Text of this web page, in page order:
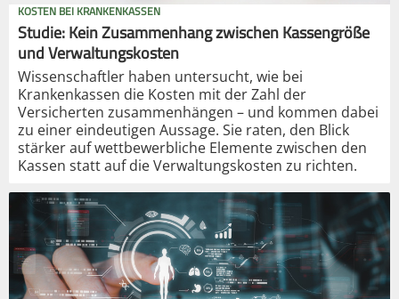
KOSTEN BEI KRANKENKASSEN
Studie: Kein Zusammenhang zwischen Kassengröße
und Verwaltungskosten
Wissenschaftler haben untersucht, wie bei
Krankenkassen die Kosten mit der Zahl der
Versicherten zusammenhängen – und kommen dabei
zu einer eindeutigen Aussage. Sie raten, den Blick
stärker auf wettbewerbliche Elemente zwischen den
Kassen statt auf die Verwaltungskosten zu richten.